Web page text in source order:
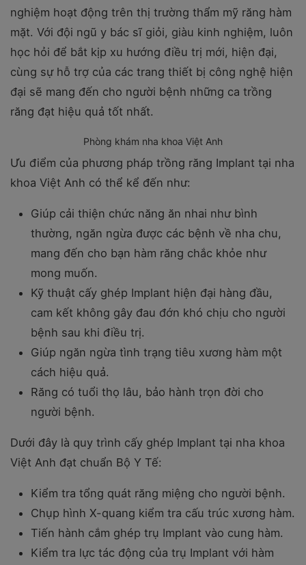
nghiệm hoạt động trên thị trường thẩm mỹ răng hàm
mặt. Với đội ngũ y bác sĩ giỏi, giàu kinh nghiệm, luôn
học hỏi để bắt kịp xu hướng điều trị mới, hiện đại,
cùng sự hỗ trợ của các trang thiết bị công nghệ hiện
đại sẽ mang đến cho người bệnh những ca trồng
răng đạt hiệu quả tốt nhất.
Phòng khám nha khoa Việt Anh
Ưu điểm của phương pháp trồng răng Implant tại nha
khoa Việt Anh có thể kể đến như:
Giúp cải thiện chức năng ăn nhai như bình
thường, ngăn ngừa được các bệnh về nha chu,
mang đến cho bạn hàm răng chắc khỏe như
mong muốn.
Kỹ thuật cấy ghép Implant hiện đại hàng đầu,
cam kết không gây đau đớn khó chịu cho người
bệnh sau khi điều trị.
Giúp ngăn ngừa tình trạng tiêu xương hàm một
cách hiệu quả.
Răng có tuổi thọ lâu, bảo hành trọn đời cho
người bệnh.
Dưới đây là quy trình cấy ghép Implant tại nha khoa
Việt Anh đạt chuẩn Bộ Y Tế:
Kiểm tra tổng quát răng miệng cho người bệnh.
Chụp hình X-quang kiểm tra cấu trúc xương hàm.
Tiến hành cắm ghép trụ Implant vào cung hàm.
Kiểm tra lực tác động của trụ Implant với hàm